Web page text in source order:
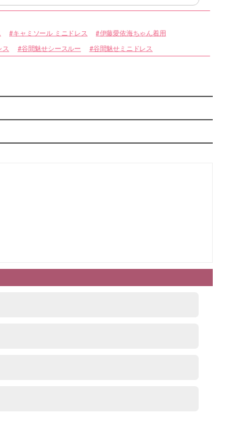
キャミソール ミニドレス 伊藤愛依海ちゃん着用
ス 谷間魅せシースルー 谷間魅せミニドレス